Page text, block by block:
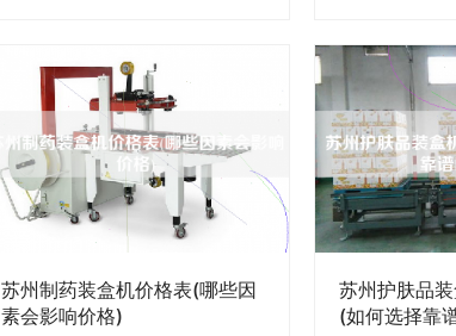
场景下应该使用它们呢？下面，我
们就来一一解答这些问题。 一、什
么是二级或三级包装材料？ 首先，
我们需要了解一下包装材料的等级
划分。根据《GB/T 4857.3-
2008》标准，包装材料分为一级、
二级、三级和四级四个等级。其
中，一级包装材料是指直接接触产
品的包装材料，比如食品包装袋、
择适合自己的
盒机的常见型
WJ-40型装盒
一款经典型号
化控制系统，
成装盒操作。
操作简单、维
用户的喜爱。
WJ-60型装盒
苏州制药装盒机价格表(哪些因
素会影响价格)
苏州护肤品
(如何选择靠